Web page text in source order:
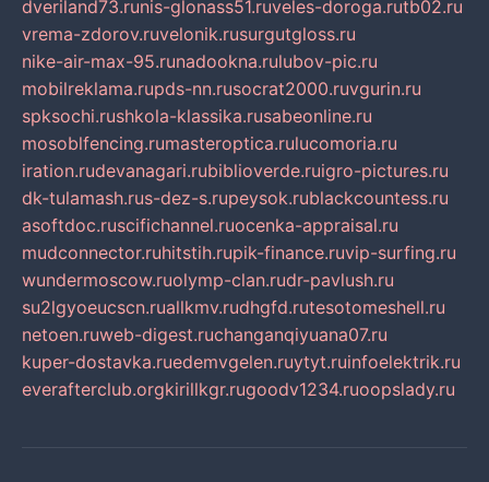
dveriland73.runis-glonass51.ruveles-doroga.rutb02.ru
vrema-zdorov.ruvelonik.rusurgutgloss.ru
nike-air-max-95.runadookna.rulubov-pic.ru
mobilreklama.rupds-nn.rusocrat2000.ruvgurin.ru
spksochi.rushkola-klassika.rusabeonline.ru
mosoblfencing.rumasteroptica.rulucomoria.ru
iration.rudevanagari.rubiblioverde.ruigro-pictures.ru
dk-tulamash.rus-dez-s.rupeysok.rublackcountess.ru
asoftdoc.ruscifichannel.ruocenka-appraisal.ru
mudconnector.ruhitstih.rupik-finance.ruvip-surfing.ru
wundermoscow.ruolymp-clan.rudr-pavlush.ru
su2lgyoeucscn.ruallkmv.rudhgfd.rutesotomeshell.ru
netoen.ruweb-digest.ruchanganqiyuana07.ru
kuper-dostavka.ruedemvgelen.ruytyt.ruinfoelektrik.ru
everafterclub.orgkirillkgr.rugoodv1234.ruoopslady.ru